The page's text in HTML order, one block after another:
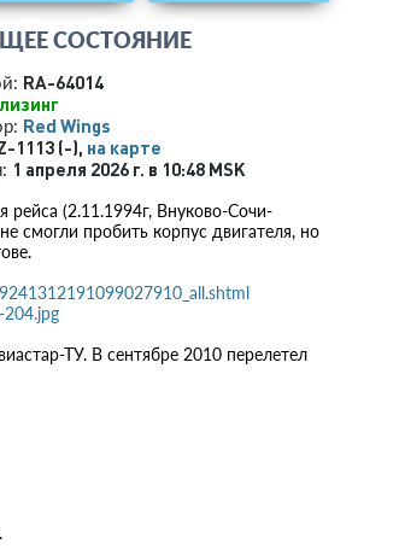
СОСТОЯНИЕ
RA-64014
лизинг
Red Wings
1113 (-), на карте
1 апреля 2026 г. в 10:48 MSK
(2.11.1994г, Внуково-Сочи-
смогли пробить корпус двигателя, но
ТУ. В сентябре 2010 перелетел